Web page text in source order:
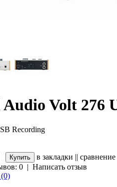
Volt 276
Recording
в закладки || сравнение
0 | Написать отзыв